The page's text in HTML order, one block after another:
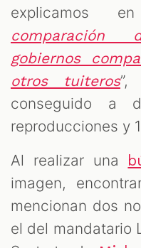
explicamos
gobiernos
otros tuiteros”,
conseguido a
reproducciones y
Al realizar una
imagen,
mencionan dos
el del mandatario